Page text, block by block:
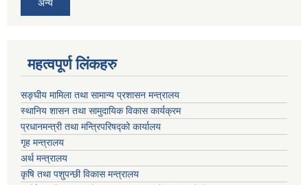
अन्य
महत्वपूर्ण लिंकहरु
सङ्घीय मामिला तथा सामान्य प्रशासन मन्‍त्रालय
स्थानिय शासन तथा सामुदायिक विकास कार्यक्रम
प्रधानमन्‍त्री तथा मन्‍त्रिपरिषद्को कार्यालय
गृह मन्‍त्रालय
अर्थ मन्त्रालय
कृषि तथा पशुपन्छी विकास मन्त्रालय